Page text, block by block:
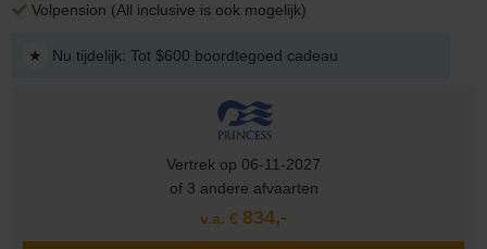
Volpension (All inclusive is ook mogelijk)
★ Nu tijdelijk: Tot $600 boordtegoed cadeau
Vertrek op 06-11-2027
of 3 andere afvaarten
v.a. € 834,-